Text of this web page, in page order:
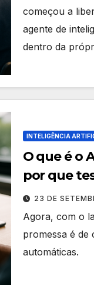
começou a
agente de
dentro da
INTELIGÊNCIA
O que é o
por que
23 DE
Agora, com o
promessa é de
automáticas.